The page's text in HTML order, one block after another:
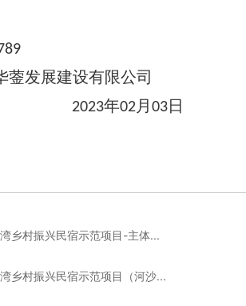
蓥发展建设有限公司
2023年02 月03 日
乡村振兴民宿示范项目-主体...
乡村振兴民宿示范项目（河沙...